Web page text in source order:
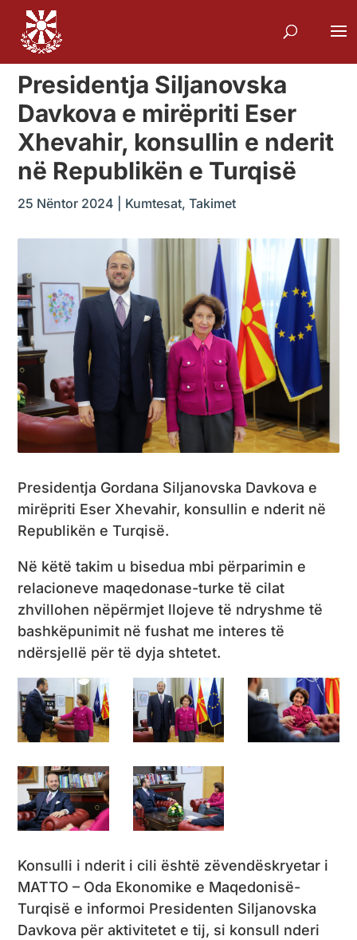
Presidentja Siljanovska
Davkova e mirëpriti Eser
Xhevahir, konsullin e nderit
në Republikën e Turqisë
25 Nëntor 2024 Kumtesat,Takimet
Presidentja Gordana Siljanovska Davkova e
mirëpriti Eser Xhevahir, konsullin e nderit në
Republikën e Turqisë.
Në këtë takim u bisedua mbi përparimin e
relacioneve maqedonase-turke të cilat
zhvillohen nëpërmjet llojeve të ndryshme të
bashkëpunimit në fushat me interes të
ndërsjellë për të dyja shtetet.
Konsulli i nderit i cili është zëvendëskryetar i
MATTO – Oda Ekonomike e Maqedonisë-
Turqisë e informoi Presidenten Siljanovska
Davkova për aktivitetet e tij, si konsull nderi